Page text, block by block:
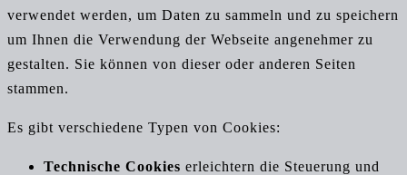
verwendet werden, um Daten zu sammeln und zu speichern
um Ihnen die Verwendung der Webseite angenehmer zu
gestalten. Sie können von dieser oder anderen Seiten
stammen.
Es gibt verschiedene Typen von Cookies:
Technische Cookies erleichtern die Steuerung und